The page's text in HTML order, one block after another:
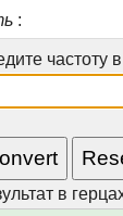
:
частоту
в